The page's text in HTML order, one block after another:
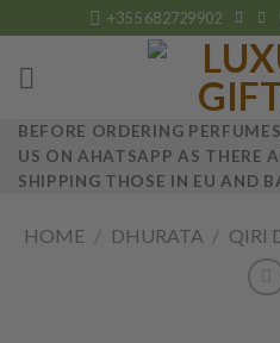
to
content
+355 682729902
BEFORE ORDERING
US ON AHATSAPP AS THERE
SHIPPING THOSE IN EU AND
HOME / DHURATA / QIRI